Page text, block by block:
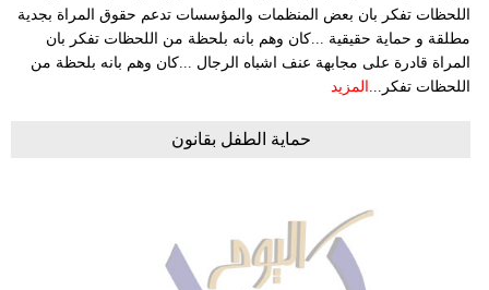
اللحظات تفكر بان بعض المنظمات والمؤسسات تدعم حقوق المراة بجدية
مطلقة و حماية حقيقية ...كان وهم بانه بلحظة من اللحظات تفكر بان
المراة قادرة على مجابهة عنف اشباه الرجال ...كان وهم بانه بلحظة من
اللحظات تفكر... المزيد
حماية الطفل بقانون